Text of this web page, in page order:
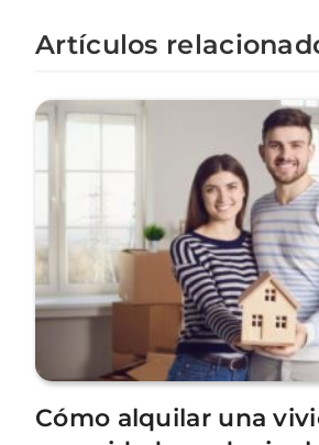
Artículos
Cómo alquilar una